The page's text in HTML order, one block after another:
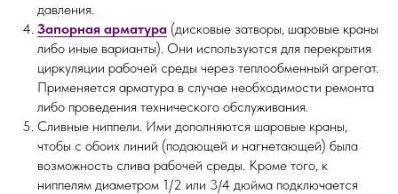
давления.
Запорная арматура (дисковые затворы, шаровые краны
либо иные варианты). Они используются для перекрытия
циркуляции рабочей среды через теплообменный агрегат.
Применяется арматура в случае необходимости ремонта
либо проведения технического обслуживания.
Сливные ниппели. Ими дополняются шаровые краны,
чтобы с обоих линий (подающей и нагнетающей) была
возможность слива рабочей среды. Кроме того, к
ниппелям диаметром 1/2 или 3/4 дюйма подключается